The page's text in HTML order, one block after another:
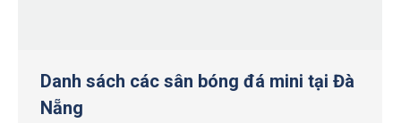
Danh sách các sân bóng đá mini tại Đà
Nẵng